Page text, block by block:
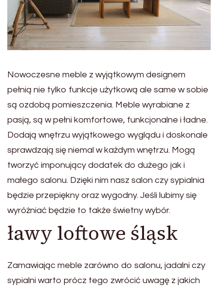
Nowoczesne meble z wyjątkowym designem
pełnią nie tylko funkcje użytkową ale same w sobie
są ozdobą pomieszczenia. Meble wyrabiane z
pasją, są w pełni komfortowe, funkcjonalne i ładne.
Dodają wnętrzu wyjątkowego wyglądu i doskonale
sprawdzają się niemal w każdym wnętrzu. Mogą
tworzyć imponujący dodatek do dużego jak i
małego salonu. Dzięki nim nasz salon czy sypialnia
będzie przepiękny oraz wygodny. Jeśli lubimy się
wyróżniać będzie to także świetny wybór.
ławy loftowe śląsk
Zamawiając meble zarówno do salonu, jadalni czy
sypialni warto prócz tego zwrócić uwagę z jakich